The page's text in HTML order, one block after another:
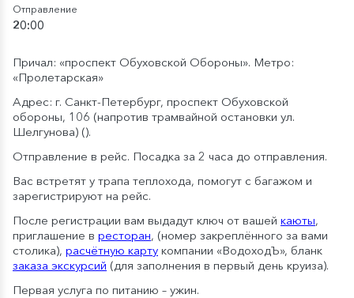
Отправление
20:00
Причал: «проспект Обуховской Обороны». Метро:
«Пролетарская»
Адрес: г. Санкт-Петербург, проспект Обуховской
обороны, 106 (напротив трамвайной остановки ул.
Шелгунова) ().
Отправление в рейс. Посадка за 2 часа до отправления.
Вас встретят у трапа теплохода, помогут с багажом и
зарегистрируют на рейс.
После регистрации вам выдадут ключ от вашей каюты,
приглашение в ресторан, (номер закреплённого за вами
столика), расчётную карту компании «ВодоходЪ», бланк
заказа экскурсий (для заполнения в первый день круиза).
Первая услуга по питанию – ужин.